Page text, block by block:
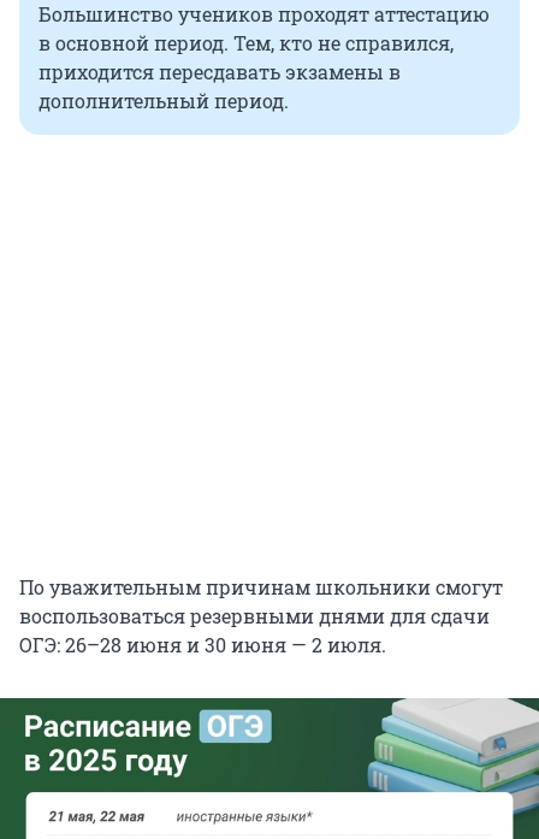
Большинство учеников проходят аттестацию
в основной период. Тем, кто не справился,
приходится пересдавать экзамены в
дополнительный период.
По уважительным причинам школьники смогут
воспользоваться резервными днями для сдачи
ОГЭ: 26–28 июня и 30 июня — 2 июля.